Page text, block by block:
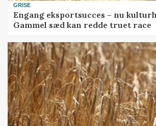
GRISE
Engang eksportsucces – nu
Gammel sæd kan redde truet race